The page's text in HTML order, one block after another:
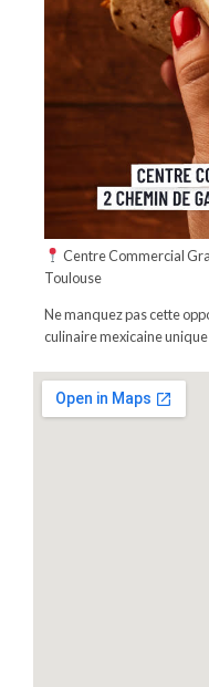
Centre Commercial
Toulouse
Ne manquez pas cette
culinaire mexicaine unique